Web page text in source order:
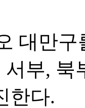
대만
서부,
한다.